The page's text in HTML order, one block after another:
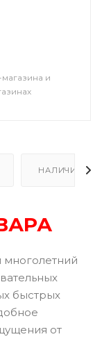
и
НАЛИЧИЕ В
многолетний
быстрых
от